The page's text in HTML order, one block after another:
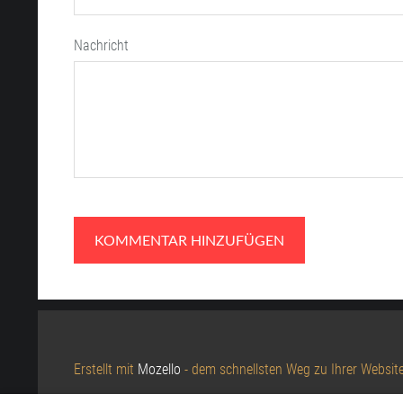
Nachricht
Erstellt mit Mozello - dem schnellsten Weg zu Ihrer